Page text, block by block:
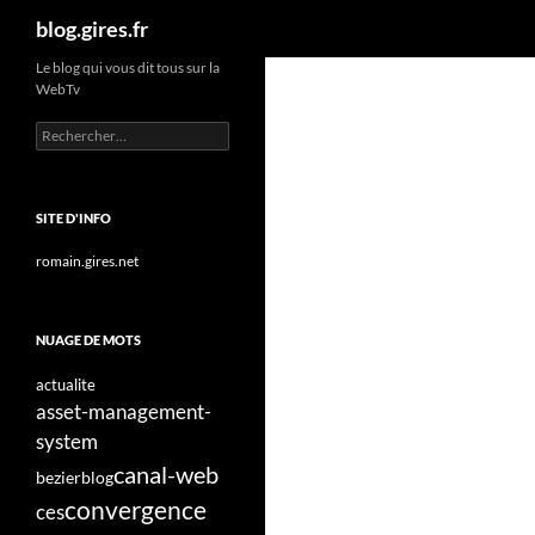
Aller
contenu
blog.gires.fr
Le blog qui vous dit tous sur la
WebTv
Rechercher :
SITE D'INFO
romain.gires.net
NUAGE DE MOTS
actualite
asset-management-
system
bezierblogcanal-web
cesconvergence